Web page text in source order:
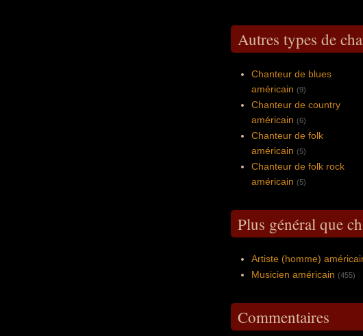
Autres types de
Chanteur de blues
américain (9)
Chanteur de country
américain (6)
Chanteur de folk
américain (5)
Chanteur de folk rock
américain (5)
Plus général que
Artiste (homme)
Musicien américain (455)
Commentaires